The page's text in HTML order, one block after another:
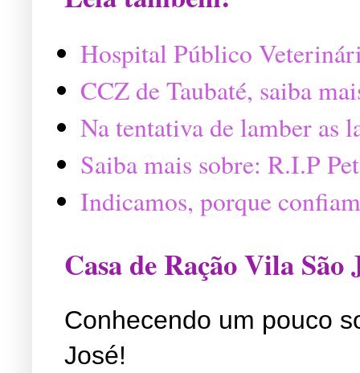
Hospital Público
CCZ de Taubaté, saiba
Na tentativa de lamber as
Saiba mais sobre: R.I.P
Indicamos, porque
Casa de Ração Vila São
Conhecendo um pouco
José!